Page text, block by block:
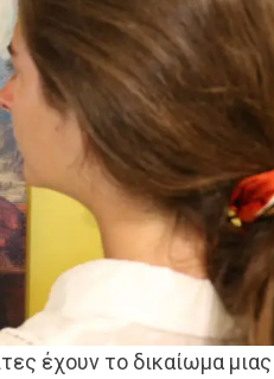
έχουν το δικαίωμα μιας